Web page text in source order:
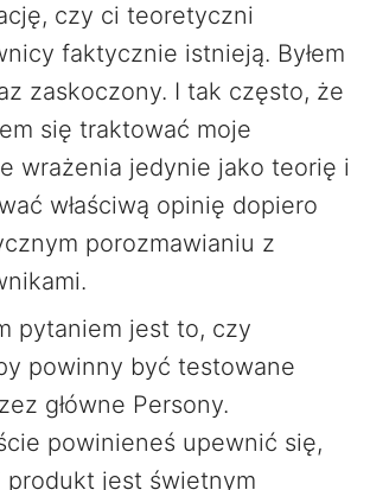
czy ci teoretyczni
faktycznie istnieją. Byłem
zaskoczony. I tak często, że
się traktować moje
wrażenia jedynie jako teorię i
właściwą opinię dopiero
porozmawianiu z
pytaniem jest to, czy
powinny być testowane
główne Persony.
powinieneś upewnić się,
produkt jest świetnym